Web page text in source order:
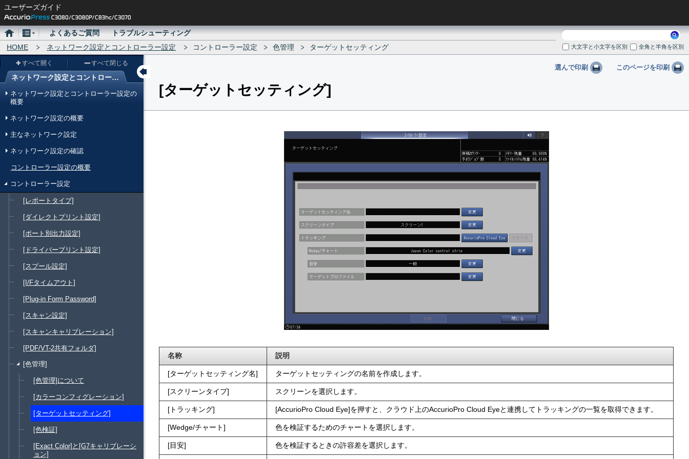
ユーザーズガイド
ホ
ー
メ
ニ
ュ
ー
よくあるご質問
トラブルシューティング
HOME
ネットワーク設定とコントローラー設定 コントローラー設定 色管理 ターゲットセッティング
索:大文字と小文字を区別 全角と半角を区別
メ
ニ
ュ
ー
ネットワーク設定とコントローラー設定
すべて開く すべて閉じる
ネットワーク設定とコントローラー設定の
概要
ネットワーク設定の概要
主なネットワーク設定
ネットワーク設定の確認
コントローラー設定の概要
コントローラー設定
[レポートタイプ]
[ダイレクトプリント設定]
[ポート別出力設定]
[ドライバープリント設定]
[スプール設定]
[I/Fタイムアウト]
[Plug-in Form Password]
[スキャン設定]
[スキャンキャリブレーション]
[PDF/VT-2共有フォルダ]
[色管理]
[色管理]について
[カラーコンフィグレーション]
[ターゲットセッティング]
[色検証]
[Exact Color]と[G7キャリブレーシ
ョン]
選んで印刷 このページを印刷
ターゲットセッティング
名称 説明
ターゲットセッティング名 ターゲットセッティングの名前を作成します。
スクリーンタイプ スクリーンを選択します。
トラッキング AccurioPro Cloud Eye を押すと、クラウド上のAccurioPro Cloud Eyeと連携してトラッキングの一覧を取得できます。
Wedge/チャート 色を検証するためのチャートを選択します。
目安 色を検証するときの許容差を選択します。